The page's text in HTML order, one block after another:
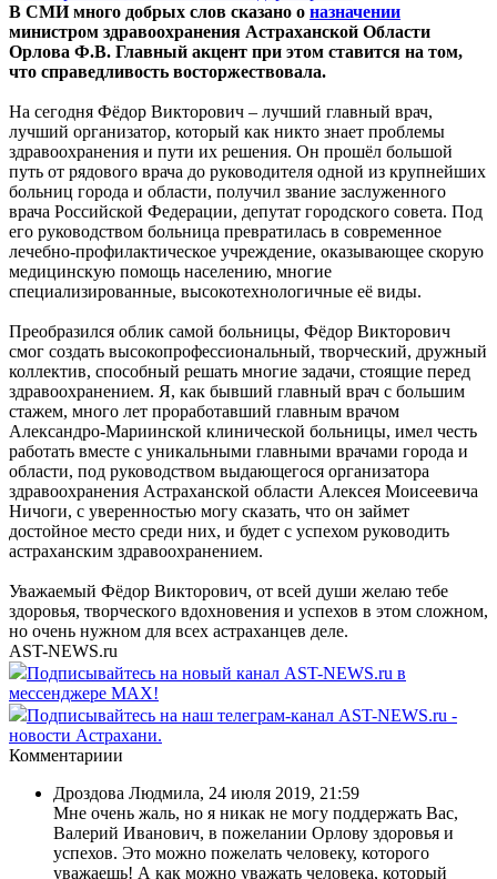
В СМИ много добрых слов сказано о назначении
министром здравоохранения Астраханской Области
Орлова Ф.В. Главный акцент при этом ставится на том,
что справедливость восторжествовала.
На сегодня Фёдор Викторович – лучший главный врач,
лучший организатор, который как никто знает проблемы
здравоохранения и пути их решения. Он прошёл большой
путь от рядового врача до руководителя одной из крупнейших
больниц города и области, получил звание заслуженного
врача Российской Федерации, депутат городского совета. Под
его руководством больница превратилась в современное
лечебно-профилактическое учреждение, оказывающее скорую
медицинскую помощь населению, многие
специализированные, высокотехнологичные её виды.
Преобразился облик самой больницы, Фёдор Викторович
смог создать высокопрофессиональный, творческий, дружный
коллектив, способный решать многие задачи, стоящие перед
здравоохранением. Я, как бывший главный врач с большим
стажем, много лет проработавший главным врачом
Александро-Мариинской клинической больницы, имел честь
работать вместе с уникальными главными врачами города и
области, под руководством выдающегося организатора
здравоохранения Астраханской области Алексея Моисеевича
Ничоги, с уверенностью могу сказать, что он займет
достойное место среди них, и будет с успехом руководить
астраханским здравоохранением.
Уважаемый Фёдор Викторович, от всей души желаю тебе
здоровья, творческого вдохновения и успехов в этом сложном,
но очень нужном для всех астраханцев деле.
AST-NEWS.ru
Подписывайтесь на новый канал AST-NEWS.ru в
мессенджере MAX!
Подписывайтесь на наш телеграм-канал AST-NEWS.ru -
новости Астрахани.
Комментариии
Дроздова Людмила, 24 июля 2019, 21:59
Мне очень жаль, но я никак не могу поддержать Вас,
Валерий Иванович, в пожелании Орлову здоровья и
успехов. Это можно пожелать человеку, которого
уважаешь! А как можно уважать человека, который